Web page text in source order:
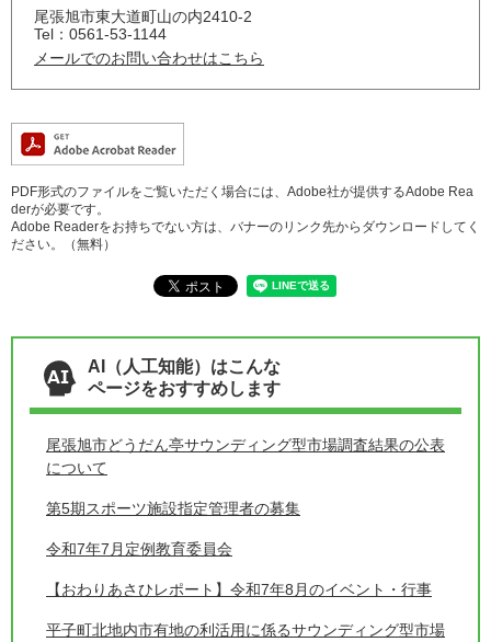
尾張旭市東大道町山の内2410-2
Tel：0561-53-1144
メールでのお問い合わせはこちら
PDF形式のファイルをご覧いただく場合には、Adobe社が提供するAdobe Rea
derが必要です。
Adobe Readerをお持ちでない方は、バナーのリンク先からダウンロードしてく
ださい。（無料）
AI（人工知能）はこんな
ページをおすすめします
尾張旭市どうだん亭サウンディング型市場調査結果の公表
について
第5期スポーツ施設指定管理者の募集
令和7年7月定例教育委員会
【おわりあさひレポート】令和7年8月のイベント・行事
平子町北地内市有地の利活用に係るサウンディング型市場